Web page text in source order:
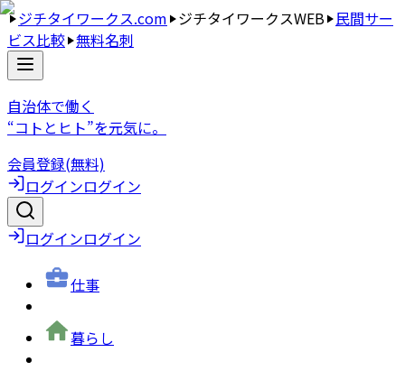
ジチタイワークス.com ジチタイワークスWEB 民間サー
ビス比較 無料名刺
自治体で働く
“コトとヒト”を元気に。
会員登録(無料)
ログインログイン
ログインログイン
仕事
暮らし